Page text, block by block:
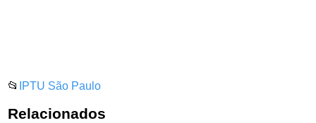
📂 IPTU São Paulo
Relacionados